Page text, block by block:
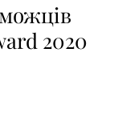
2020